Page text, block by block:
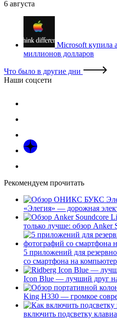
6 августа
Microsoft купила
миллионов долларов
Что было в другие дни
Наши соцсети
Рекомендуем прочитать
«Элегия» — дорожная
только лучше: обзор Anker
5 приложений для
со смартфона на компьютер
Icon Blue — лучший друг
King H330 — громкое
включить подсветку